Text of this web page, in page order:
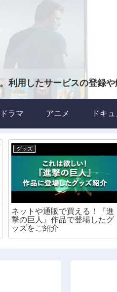
用したサービスの登録や
ラマ アニメ ドキ
グッズ
ネットや通販で買える！『進
撃の巨人』作品で登場したグ
ッズをご紹介